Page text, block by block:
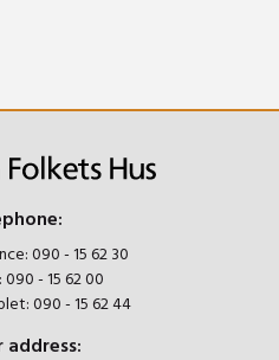
090 - 15 62 30
090 - 15 62 00
090 - 15 62 44